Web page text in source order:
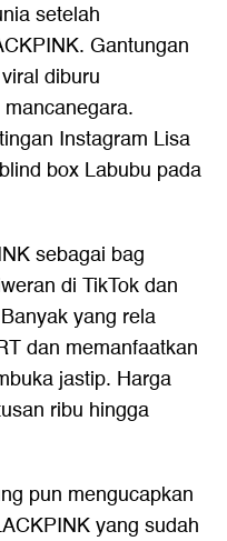
setelah
Gantungan
diburu
Instagram Lisa
box Labubu pada
sebagai bag
di TikTok dan
yang rela
dan memanfaatkan
jastip. Harga
ribu hingga
pun mengucapkan
yang sudah